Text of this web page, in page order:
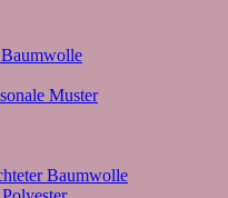
Muster
Baumwolle